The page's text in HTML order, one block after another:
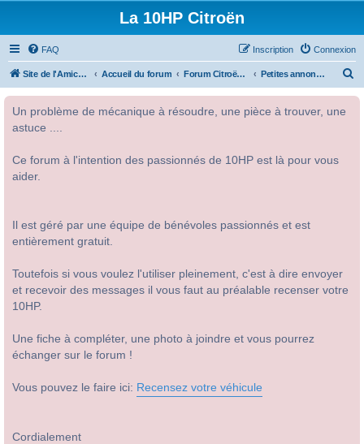
La 10HP Citroën
FAQ Connexion
Inscription
Site de l'Amicale Citroën 10HP Accueil du forum Forum Citroën 10HP Petites annonces
Un problème de mécanique à résoudre, une pièce à trouver, une
astuce ....
Ce forum à l'intention des passionnés de 10HP est là pour vous
aider.
Il est géré par une équipe de bénévoles passionnés et est
entièrement gratuit.
Toutefois si vous voulez l'utiliser pleinement, c'est à dire envoyer
et recevoir des messages il vous faut au préalable recenser votre
10HP.
Une fiche à compléter, une photo à joindre et vous pourrez
échanger sur le forum !
Vous pouvez le faire ici: Recensez votre véhicule
Cordialement